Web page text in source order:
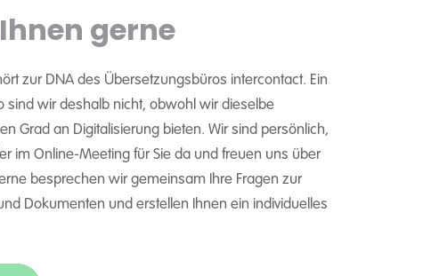
Ihnen gerne
zur DNA des Übersetzungsbüros intercontact. Ein
sind wir deshalb nicht, obwohl wir dieselbe
Grad an Digitalisierung bieten. Wir sind persönlich,
im Online-Meeting für Sie da und freuen uns über
besprechen wir gemeinsam Ihre Fragen zur
Dokumenten und erstellen Ihnen ein individuelles